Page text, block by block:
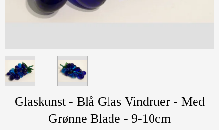
Glaskunst - Blå Glas Vindruer - Med
Grønne Blade - 9-10cm